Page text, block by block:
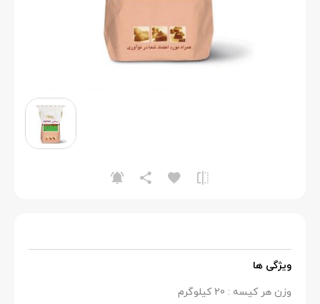
ویژگی ها
وزن هر کیسه : 20 کیلوگرم